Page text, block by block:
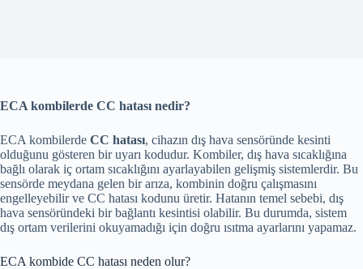
ECA kombilerde CC hatası nedir?
ECA kombilerde CC hatası, cihazın dış hava sensöründe kesinti
olduğunu gösteren bir uyarı kodudur. Kombiler, dış hava sıcaklığına
bağlı olarak iç ortam sıcaklığını ayarlayabilen gelişmiş sistemlerdir. Bu
sensörde meydana gelen bir arıza, kombinin doğru çalışmasını
engelleyebilir ve CC hatası kodunu üretir. Hatanın temel sebebi, dış
hava sensöründeki bir bağlantı kesintisi olabilir. Bu durumda, sistem
dış ortam verilerini okuyamadığı için doğru ısıtma ayarlarını yapamaz.
ECA kombide CC hatası neden olur?